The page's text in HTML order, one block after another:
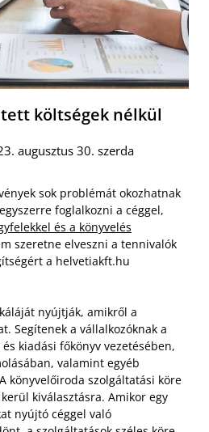
költségek nélkül
augusztus 30. szerda
sok problémát okozhatnak
foglalkozni a céggel,
és a könyvelés
szeretne elveszni a tennivalók
a helvetiakft.hu
nyújtják, amikről a
Segítenek a vállalkozóknak a
kiadási főkönyv vezetésében,
valamint egyéb
könyvelőiroda szolgáltatási köre
kiválasztásra. Amikor egy
nyújtó céggel való